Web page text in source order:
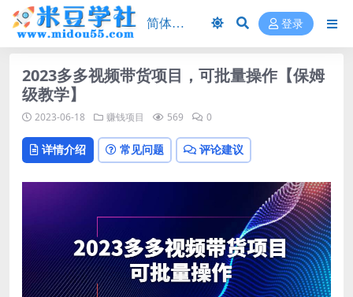
登录
2023多多视频带货项目，可批量操作【保姆
级教学】
2023-06-18 赚钱项目 569 0
详情介绍 常见问题 评论建议